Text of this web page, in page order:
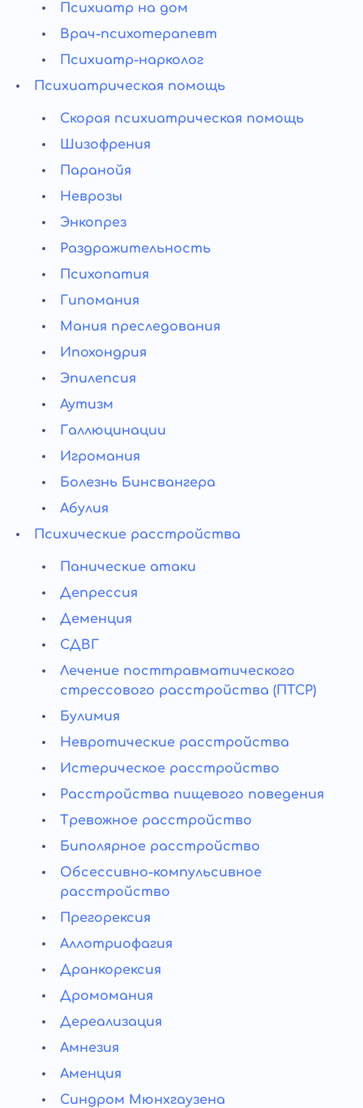
Психиатр на дом
Врач-психотерапевт
Психиатр-нарколог
Психиатрическая помощь
Скорая психиатрическая помощь
Шизофрения
Паранойя
Неврозы
Энкопрез
Раздражительность
Психопатия
Гипомания
Мания преследования
Ипохондрия
Эпилепсия
Аутизм
Галлюцинации
Игромания
Болезнь Бинсвангера
Абулия
Психические расстройства
Панические атаки
Депрессия
Деменция
СДВГ
Лечение посттравматического
стрессового расстройства (ПТСР)
Булимия
Невротические расстройства
Истерическое расстройство
Расстройства пищевого поведения
Тревожное расстройство
Биполярное расстройство
Обсессивно-компульсивное
расстройство
Прегорексия
Аллотриофагия
Дранкорексия
Дромомания
Дереализация
Амнезия
Аменция
Синдром Мюнхгаузена